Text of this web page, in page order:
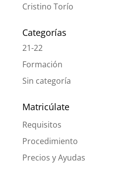
Cristino Torío
Categorías
21-22
Formación
Sin categoría
Matricúlate
Requisitos
Procedimiento
Precios y Ayudas